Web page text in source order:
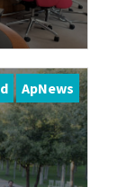
ApNews